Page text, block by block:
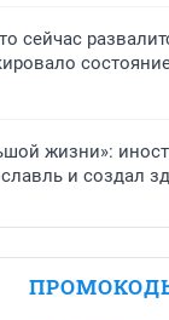
сейчас
жизни»:
и создал